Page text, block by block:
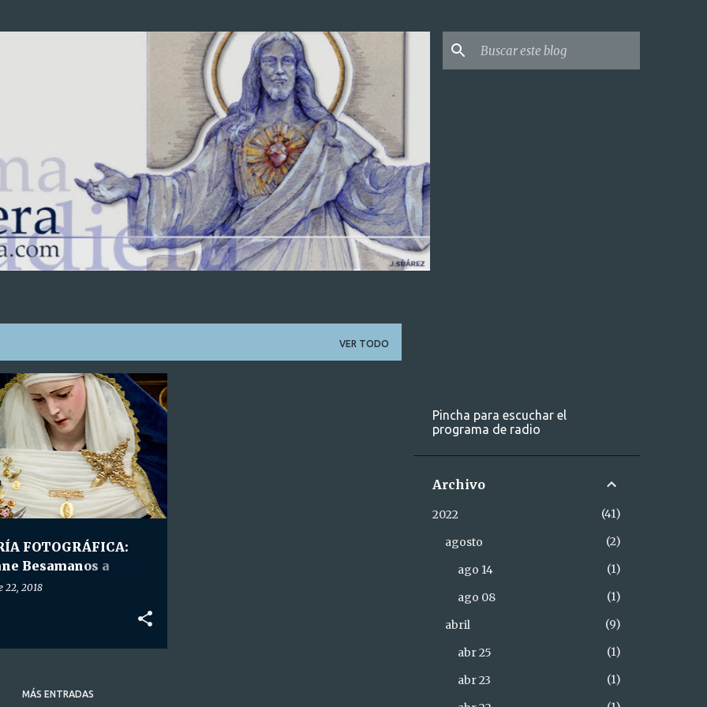
VER TODO
FOTOGRÁFICA:
Besamanos a
Madre y Señora de
22, 2018
FOTOGRÁFICA +
P. JESÚS CAUTIVO
MÁS ENTRADAS
Pincha para escuchar el
programa de radio
Archivo
2022
41
agosto
2
ago 14
1
ago 08
1
abril
9
abr 25
1
abr 23
1